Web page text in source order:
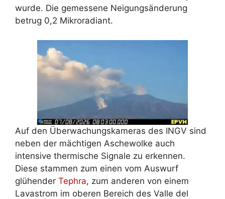
wurde. Die gemessene Neigungsänderung
betrug 0,2 Mikroradiant.
Auf den Überwachungskameras des INGV sind
neben der mächtigen Aschewolke auch
intensive thermische Signale zu erkennen.
Diese stammen zum einen vom Auswurf
glühender Tephra, zum anderen von einem
Lavastrom im oberen Bereich des Valle del